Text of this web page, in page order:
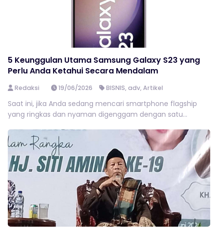
5 Keunggulan Utama Samsung Galaxy S23 yang
Perlu Anda Ketahui Secara Mendalam
Redaksi 19/06/2026 BISNIS,adv,Artikel
Saat ini, jika Anda sedang mencari smartphone flagship
yang ringkas dan nyaman digenggam dengan satu...